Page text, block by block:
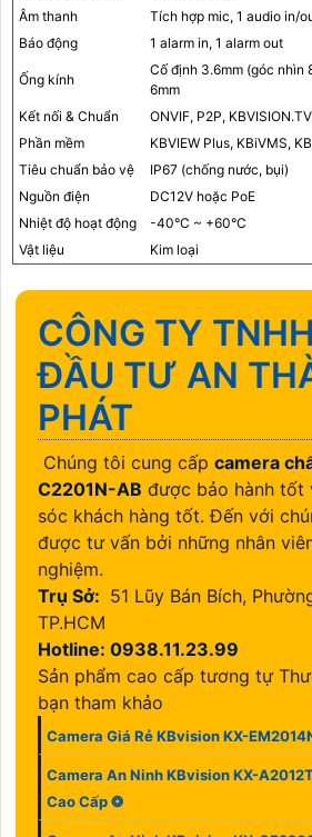
Âm thanh
Tích hợp mic, 1 audio in/
Báo động
1 alarm in, 1 alarm out
Ống kính
Cố định 3.6mm (góc nhìn
6mm
Kết nối & Chuẩn
ONVIF, P2P,
Phần mềm
KBVIEW Plus, KBiVMS,
Tiêu chuẩn bảo vệ
IP67 (chống nước, bụi)
Nguồn điện
DC12V hoặc PoE
Nhiệt độ hoạt động
-40°C ~ +60°C
Vật liệu
Kim loại
CÔNG TY
ĐẦU TƯ AN
PHÁT
Chúng tôi cung cấp camera
C2201N-AB được bảo hành tốt
sóc khách hàng tốt. Đến với
được tư vấn bởi những nhân
nghiệm.
Trụ Sở: 51 Lũy Bán Bích,
TP.HCM
Hotline: 0938.11.23.99
Sản phẩm cao cấp tương tự
bạn tham khảo
Camera Giá Rẻ KBvision KX-
Camera An Ninh KBvision KX-
Cao Cấp ❂